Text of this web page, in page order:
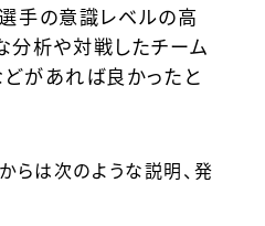
手の意識レベルの高
分析や対戦したチーム
があれば良かったと
らは次のような説明、発